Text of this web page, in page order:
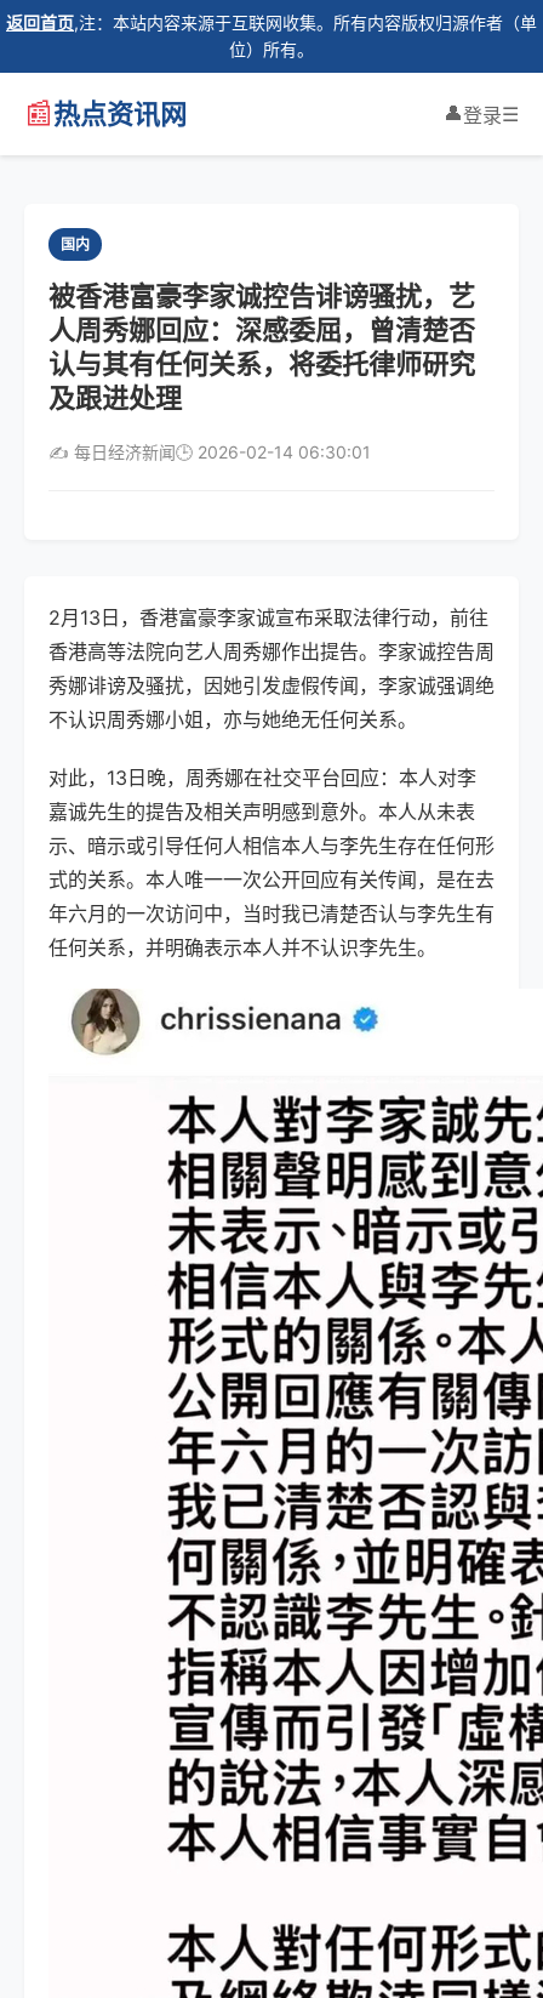
返回首页,注：本站内容来源于互联网收集。所有内容版权归源作者（单
位）所有。
📰热点资讯网 👤登录☰
国内
被香港富豪李家诚控告诽谤骚扰，艺
人周秀娜回应：深感委屈，曾清楚否
认与其有任何关系，将委托律师研究
及跟进处理
✍️ 每日经济新闻🕒 2026-02-14 06:30:01
2月13日，香港富豪李家诚宣布采取法律行动，前往
香港高等法院向艺人周秀娜作出提告。李家诚控告周
秀娜诽谤及骚扰，因她引发虚假传闻，李家诚强调绝
不认识周秀娜小姐，亦与她绝无任何关系。
对此，13日晚， 周秀娜在社交平台回应：本人对李
嘉诚先生的提告及相关声明感到意外。本人从未表
示、暗示或引导任何人相信本人与李先生存在任何形
式的关系。本人唯一一次公开回应有关传闻，是在去
年六月的一次访问中，当时我已清楚否认与李先生有
任何关系，并明确表示本人并不认识李先生。